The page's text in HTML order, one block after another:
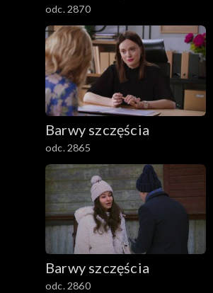
odc. 2870
Barwy szczęścia
odc. 2865
Barwy szczęścia
odc. 2860